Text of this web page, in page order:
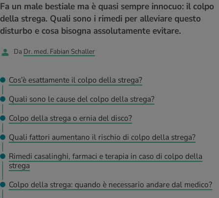
sano
nutritive
D’ATTUALITÀ NELL’AMBITO ALIMENTAZIONE
Calcolatore BMI
D’ATTUALITÀ NELL’AMBITO MOVIMENTO
Calcola il consumo calorico
Corsa & Jogging
D’ATTUALITÀ NELL’AMBITO RILASSAMENTO
Lavoro e salute
Rilassamento attivo
specialistica
mediche
D’ATTUALITÀ NELL’AMBITO MEDICINA
Abbassare la pressione sanguigna
D’ATTUALITÀ NELL’AMBITO SERVIZIO
Tool, test e quiz
Fa un male bestiale ma è quasi sempre innocuo: il colpo
della strega. Quali sono i rimedi per alleviare questo
disturbo e cosa bisogna assolutamente evitare.
Da Dr. med. Fabian Schaller
Cos’è esattamente il colpo della strega?
Quali sono le cause del colpo della strega?
Colpo della strega o ernia del disco?
Quali fattori aumentano il rischio di colpo della strega?
Rimedi casalinghi, farmaci e terapia in caso di colpo della
strega
Colpo della strega: quando è necessario andare dal medico?